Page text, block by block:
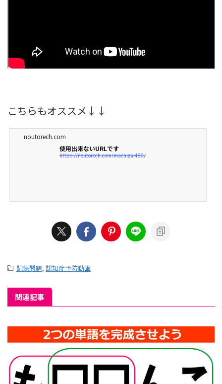
こちらもオススメ↓↓
noutorech.com
使用出来ないURLです
https://noutorech.com/machigai480/
-記憶問題, 認知症予防動画
関連記事